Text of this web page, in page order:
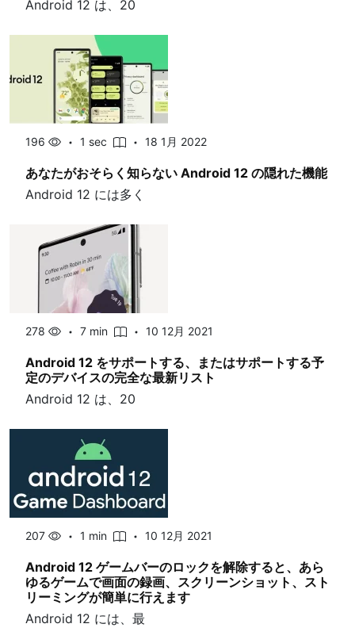
Android 12 は、20
196 1 sec 18 1月 2022
あなたがおそらく知らない Android 12 の隠れた機能
Android 12 には多く
278 7 min 10 12月 2021
Android 12 をサポートする、またはサポートする予
定のデバイスの完全な最新リスト
Android 12 は、20
207 1 min 10 12月 2021
Android 12 ゲームバーのロックを解除すると、あら
ゆるゲームで画面の録画、スクリーンショット、スト
リーミングが簡単に行えます
Android 12 には、最